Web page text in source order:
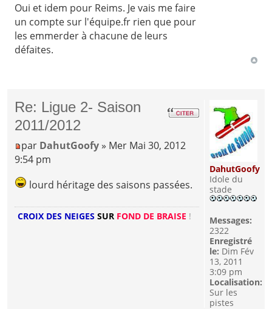
Oui et idem pour Reims. Je vais me faire
un compte sur l'équipe.fr rien que pour
les emmerder à chacune de leurs
défaites.
Re: Ligue 2- Saison
2011/2012
par DahutGoofy » Mer Mai 30, 2012
9:54 pm
lourd héritage des saisons passées.
CROIX DES NEIGES SUR FOND DE BRAISE !
DahutGoofy
Idole du
stade
Messages:
2322
Enregistré
le: Dim Fév
13, 2011
3:09 pm
Localisation:
Sur les
pistes